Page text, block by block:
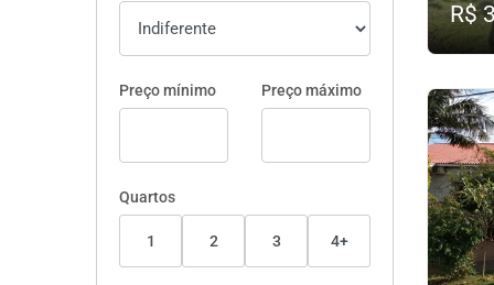
Preço mínimo Preço máximo
Quartos
1 2 3 4+
R$